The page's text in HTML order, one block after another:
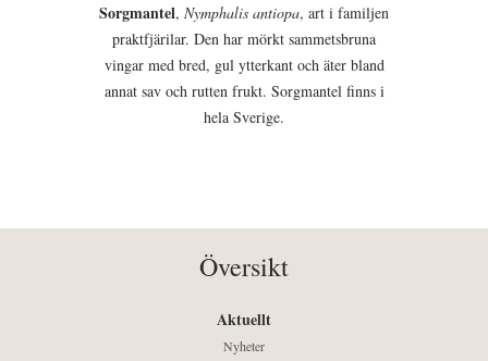
Sorgmantel, Nymphalis antiopa, art i familjen
praktfjärilar. Den har mörkt sammetsbruna
vingar med bred, gul ytterkant och äter bland
annat sav och rutten frukt. Sorgmantel finns i
hela Sverige.
Översikt
Aktuellt
Nyheter